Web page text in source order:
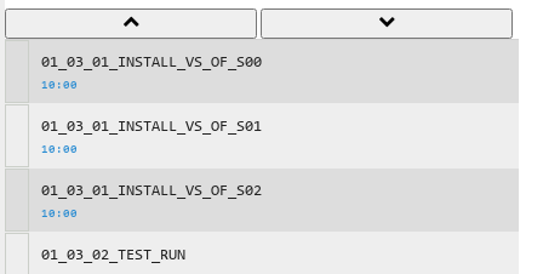
01_03_01_INSTALL_VS_OF_S00
10:00
01_03_01_INSTALL_VS_OF_S01
10:00
01_03_01_INSTALL_VS_OF_S02
10:00
01_03_02_TEST_RUN